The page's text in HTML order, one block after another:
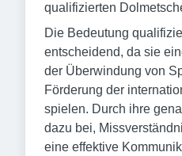
qualifizierten
Die Bedeutung
entscheidend, da sie
der Überwindung von
Förderung der
spielen. Durch ihre
dazu bei,
eine effektive